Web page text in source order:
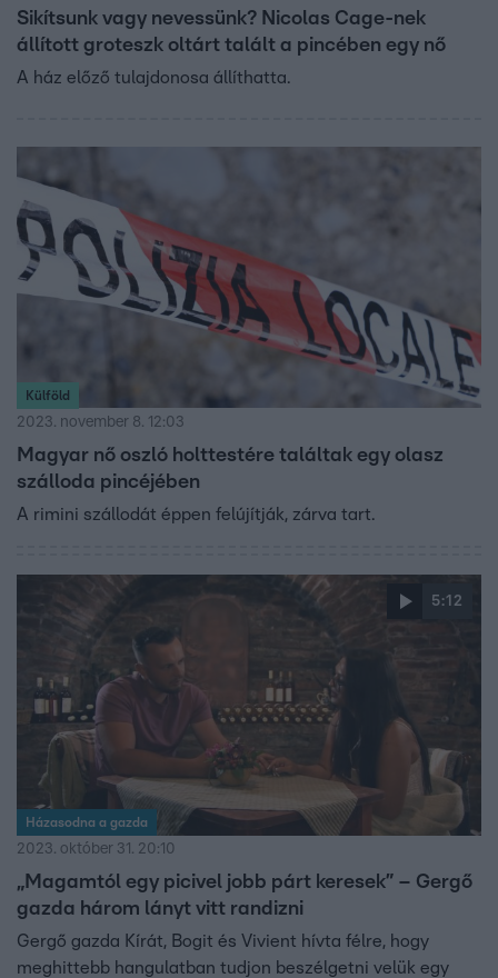
Sikítsunk vagy nevessünk? Nicolas Cage-nek
állított groteszk oltárt talált a pincében egy nő
A ház előző tulajdonosa állíthatta.
Külföld
2023. november 8. 12:03
Magyar nő oszló holttestére találtak egy olasz
szálloda pincéjében
A rimini szállodát éppen felújítják, zárva tart.
5:12
Házasodna a gazda
2023. október 31. 20:10
„Magamtól egy picivel jobb párt keresek” – Gergő
gazda három lányt vitt randizni
Gergő gazda Kírát, Bogit és Vivient hívta félre, hogy
meghittebb hangulatban tudjon beszélgetni velük egy